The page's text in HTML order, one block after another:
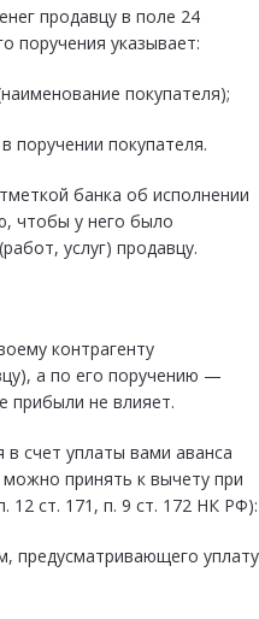
продавцу в поле 24
поручения указывает:
покупателя);
поручении покупателя.
банка об исполнении
чтобы у него было
услуг) продавцу.
контрагенту
а по его поручению —
прибыли не влияет.
в счет уплаты вами аванса
принять к вычету при
12 ст. 171, п. 9 ст. 172 НК РФ):
предусматривающего уплату